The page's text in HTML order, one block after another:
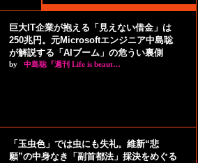
巨大IT企業が抱える「見えない借金」は
250兆円。元Microsoftエンジニア中島聡
が解説する「AIブーム」の危うい裏側
by 中島聡『週刊 Life is beaut…
「玉虫色」では虫にも失礼。維新“悲
願”の中身なき「副首都法」採決をめぐる